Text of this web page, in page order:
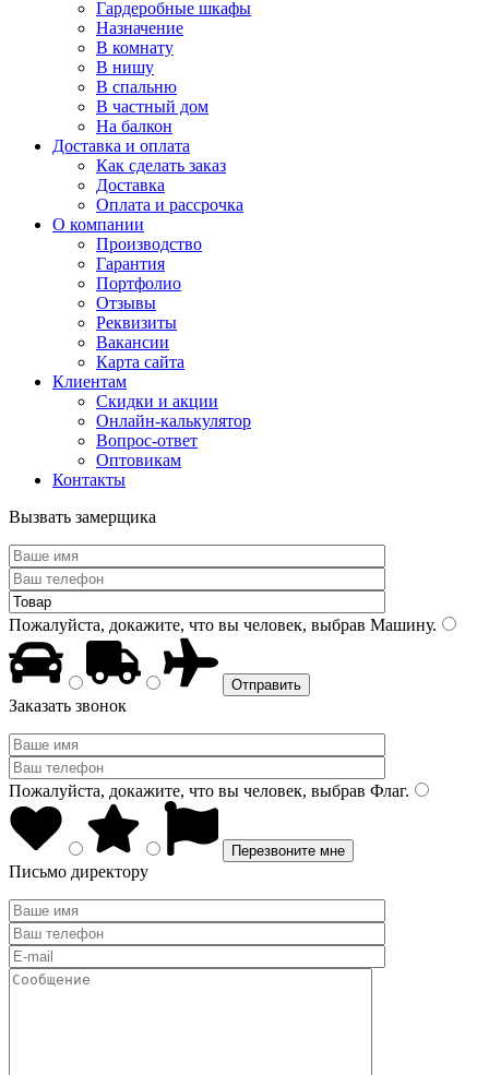
Гардеробные шкафы
Назначение
В комнату
В нишу
В спальню
В частный дом
На балкон
Доставка и оплата
Как сделать заказ
Доставка
Оплата и рассрочка
О компании
Производство
Гарантия
Портфолио
Отзывы
Реквизиты
Вакансии
Карта сайта
Клиентам
Скидки и акции
Онлайн-калькулятор
Вопрос-ответ
Оптовикам
Контакты
Вызвать замерщика
Пожалуйста, докажите, что вы человек, выбрав Машину.
Заказать звонок
Пожалуйста, докажите, что вы человек, выбрав Флаг.
Письмо директору